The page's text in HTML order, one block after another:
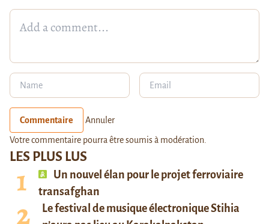
LES PLUS LUS
Un nouvel élan pour le projet ferroviaire
transafghan
Le festival de musique électronique Stihia
Commentaire Annuler
Votre commentaire pourra être soumis à modération.